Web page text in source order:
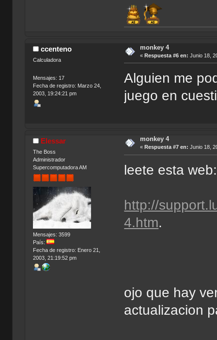
ccenteno
Calculadora
Mensajes: 17
Fecha de registro: Marzo 24,
2003, 19:24:21 pm
monkey 4
« Respuesta #6 en: Junio 18,
Alguien me
juego en
Elessar
The Boss
Administrador
Supercomputadora AM
Mensajes: 3599
País:
Fecha de registro: Enero 21,
2003, 21:19:52 pm
monkey 4
« Respuesta #7 en: Junio 18,
leete esta web:
http://
4.htm.
ojo que hay
actualizacion